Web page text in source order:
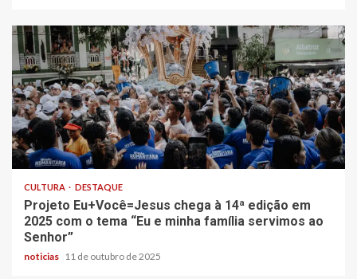
CULTURA DESTAQUE
Projeto Eu+Você=Jesus chega à 14ª edição em
2025 com o tema “Eu e minha família servimos ao
Senhor”
noticias 11 de outubro de 2025